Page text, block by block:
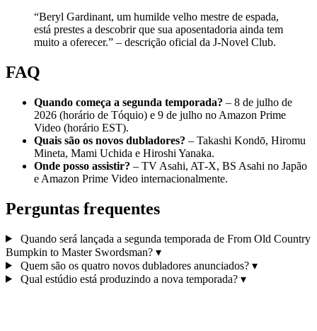
“Beryl Gardinant, um humilde velho mestre de espada,
está prestes a descobrir que sua aposentadoria ainda tem
muito a oferecer.” – descrição oficial da J‑Novel Club.
FAQ
Quando começa a segunda temporada? – 8 de julho de
2026 (horário de Tóquio) e 9 de julho no Amazon Prime
Video (horário EST).
Quais são os novos dubladores? – Takashi Kondō, Hiromu
Mineta, Mami Uchida e Hiroshi Yanaka.
Onde posso assistir? – TV Asahi, AT‑X, BS Asahi no Japão
e Amazon Prime Video internacionalmente.
Perguntas frequentes
Quando será lançada a segunda temporada de From Old Country
Bumpkin to Master Swordsman? ▾
Quem são os quatro novos dubladores anunciados? ▾
Qual estúdio está produzindo a nova temporada? ▾